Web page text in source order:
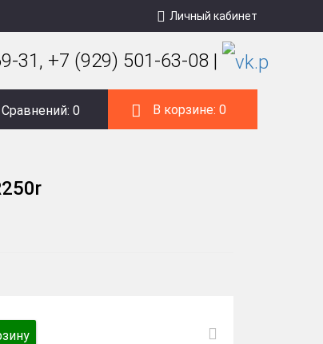
Личный кабинет
31, +7 (929) 501-63-08 |
Сравнений: 0 В корзине:0